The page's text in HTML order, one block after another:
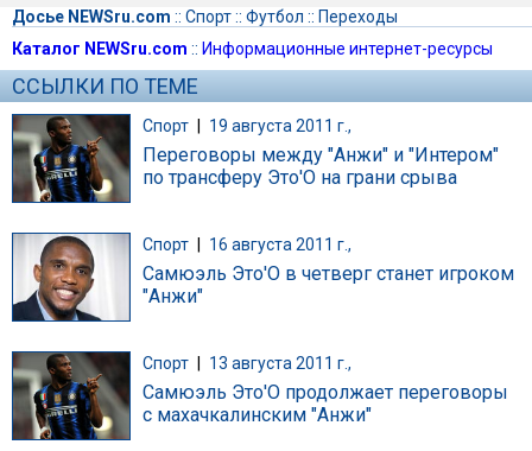
Досье NEWSru.com :: Спорт:: Футбол :: Переходы
Каталог NEWSru.com :: Информационные интернет-ресурсы
ССЫЛКИ ПО ТЕМЕ
Спорт | 19 августа 2011 г.,
Переговоры между "Анжи" и "Интером"
по трансферу Это'О на грани срыва
Спорт 16 августа 2011 г.,
Самюэль Это'О в четверг станет игроком
"Анжи"
Спорт 13 августа 2011 г.,
Самюэль Это'О продолжает переговоры
с махачкалинским "Анжи"